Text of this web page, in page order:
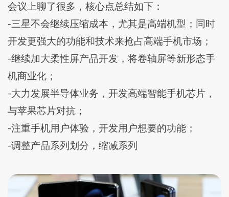
会议上聊了很多，核心点总结如下：
-三星不会继续压缩成本，尤其是高端机型；同时
开发更强大的功能和技术来抢占高端手机市场；
-继续加大柔性屏产品开发，将卷轴屏等新形态手
机商业化；
-大力发展半导体业务，开发高端智能手机芯片，
与苹果芯片对抗；
-注重手机用户体验，开发用户想要的功能；
-调整产品系列划分，缩减系列